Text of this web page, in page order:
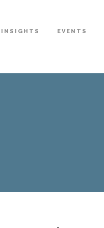
INSIGHTS EVENTS